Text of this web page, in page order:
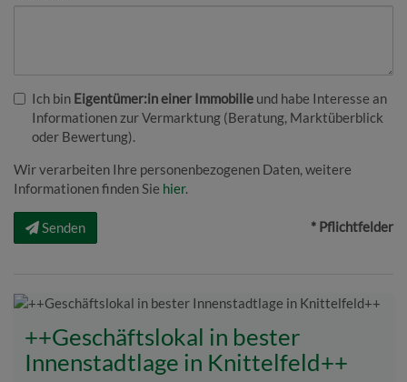
Ich bin Eigentümer:in einer Immobilie und habe Interesse an
Informationen zur Vermarktung (Beratung, Marktüberblick
oder Bewertung).
Wir verarbeiten Ihre personenbezogenen Daten, weitere
Informationen finden Sie hier.
Senden * Pflichtfelder
++Geschäftslokal in bester
Innenstadtlage in Knittelfeld++